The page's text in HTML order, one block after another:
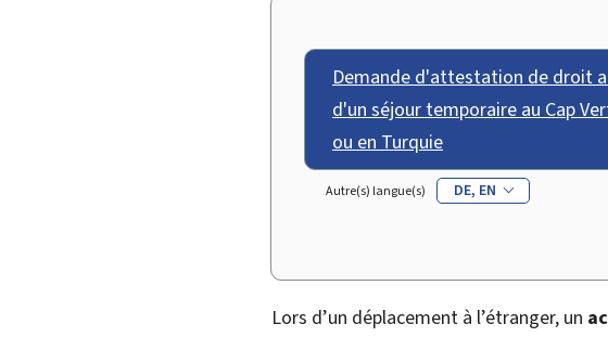
Demande d'attestation de droit
d'un séjour temporaire au Cap
ou en Turquie
Autre(s) langue(s) DE EN
Lors d’un déplacement à l’étranger, un